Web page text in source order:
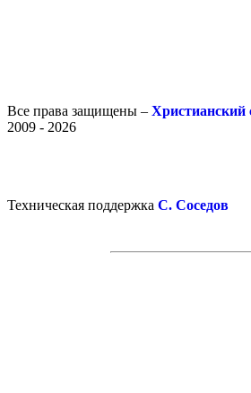
Все права защищены –
2009 - 2026
Техническая поддержка С. Соседов